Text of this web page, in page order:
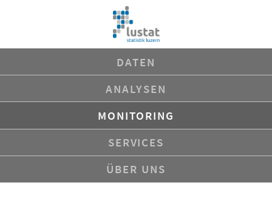
DATEN
ANALYSEN
MONITORING
SERVICES
ÜBER UNS